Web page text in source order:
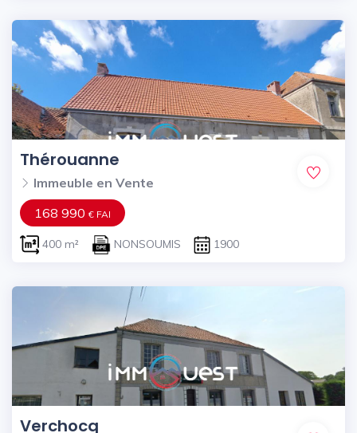
Thérouanne
Immeuble en Vente
168 990€ FAI
400 m² NONSOUMIS 1900
Verchocq